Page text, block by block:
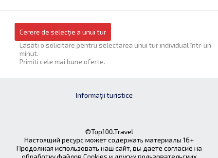
Cerere de selecție a unui tur
Lasati o solicitare pentru selectarea unui tur individual într-un
minut.
Primiti cele mai bune oferte.
Informații turistice
©Top100.Travel
Настоящий ресурс может содержать материалы 16+
Продолжая использовать наш сайт, вы даете согласие на
обработку файлов Cookies и других пользовательских